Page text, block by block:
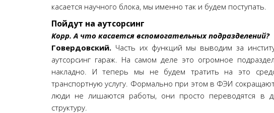
касается научного блока, мы именно так и будем поступать.
Пойдут на аутсорсинг
Корр. А что касается вспомогательных подразделений?
Говердовский. Часть их функций мы выводим за
аутсорсинг гараж. На самом деле это огромное
накладно. И теперь мы не будем тратить на это
транспортную услугу. Формально при этом в ФЭИ
люди не лишаются работы, они просто переводятся в
структуру.